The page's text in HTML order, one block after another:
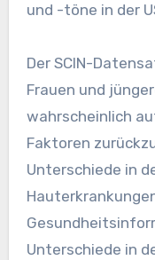
und -töne in der
Der SCIN-
Frauen und
wahrscheinlich
Faktoren
Unterschiede in
Unterschiede in